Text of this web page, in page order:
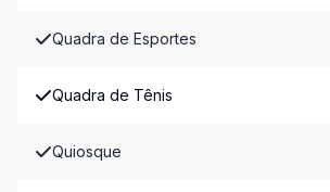
Quadra de Esportes
Quadra de Tênis
Quiosque